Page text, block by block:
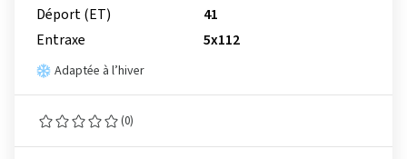
Déport (ET)
41
Entraxe
5x112
Adaptée à l’hiver
(0)